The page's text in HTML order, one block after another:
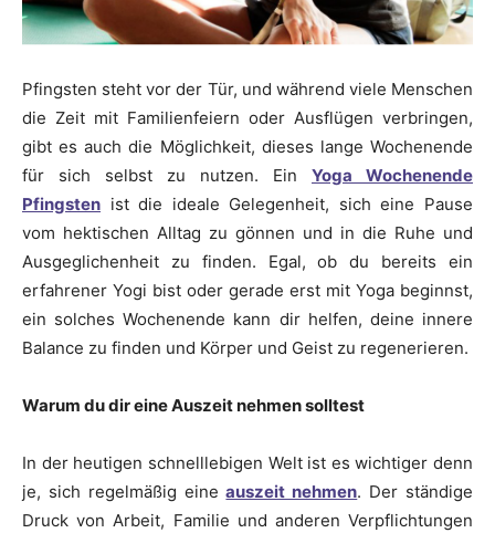
Pfingsten steht vor der Tür, und während viele Menschen
die Zeit mit Familienfeiern oder Ausflügen verbringen,
gibt es auch die Möglichkeit, dieses lange Wochenende
für sich selbst zu nutzen. Ein Yoga Wochenende
Pfingsten ist die ideale Gelegenheit, sich eine Pause
vom hektischen Alltag zu gönnen und in die Ruhe und
Ausgeglichenheit zu finden. Egal, ob du bereits ein
erfahrener Yogi bist oder gerade erst mit Yoga beginnst,
ein solches Wochenende kann dir helfen, deine innere
Balance zu finden und Körper und Geist zu regenerieren.
Warum du dir eine Auszeit nehmen solltest
In der heutigen schnelllebigen Welt ist es wichtiger denn
je, sich regelmäßig eineauszeit nehmen. Der ständige
Druck von Arbeit, Familie und anderen Verpflichtungen